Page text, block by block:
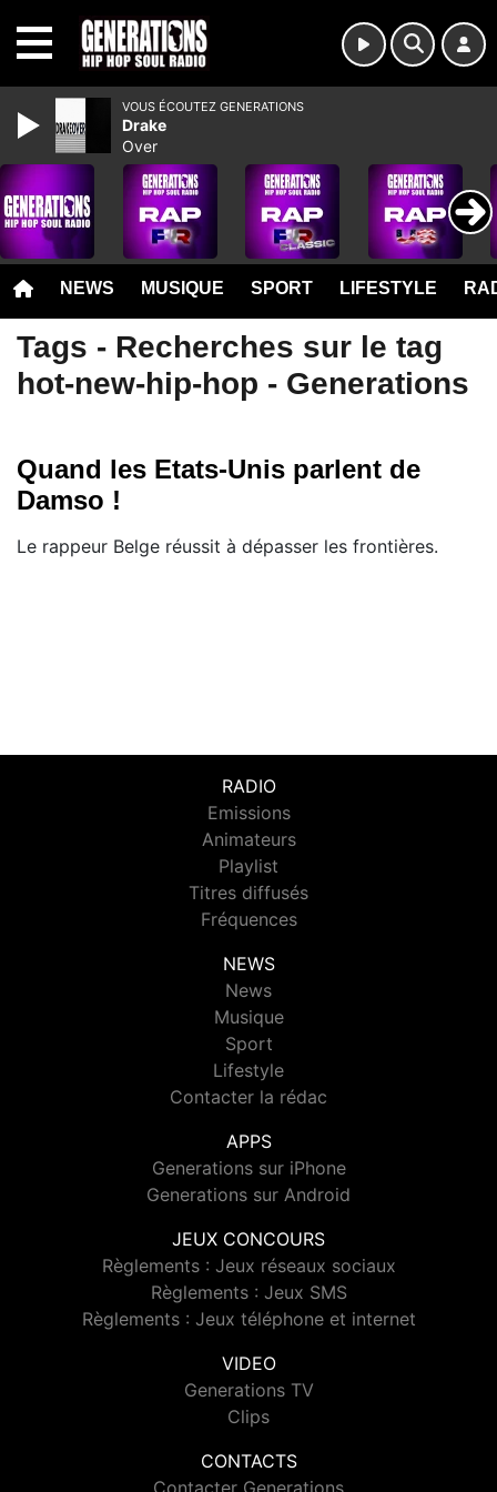
NEWS MUSIQUE SPORT LIFESTYLE
Tags - Recherches sur le tag
hot-new-hip-hop - Generations
Quand les Etats-Unis parlent de
Damso !
Le rappeur Belge réussit à dépasser les frontières.
RADIO
Emissions
Animateurs
Playlist
Titres diffusés
Fréquences
NEWS
News
Musique
Sport
Lifestyle
Contacter la rédac
APPS
Generations sur iPhone
Generations sur Android
JEUX CONCOURS
Règlements : Jeux réseaux sociaux
Règlements : Jeux SMS
Règlements : Jeux téléphone et internet
VIDEO
Generations TV
Clips
CONTACTS
VOUS ÉCOUTEZ GENERATIONS
Drake
Over